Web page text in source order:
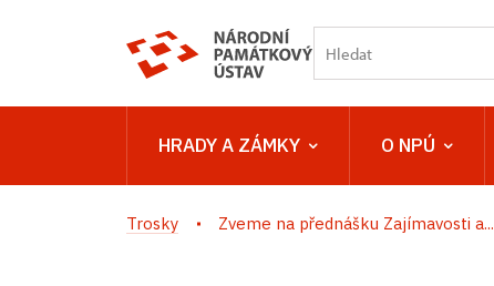
HRADY A ZÁMKY O NPÚ
Trosky Zveme na přednášku Zajímavosti a...